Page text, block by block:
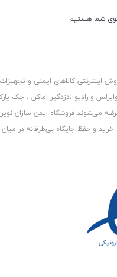
کالاهای ایمنی و
و رادیو ،دزدگیر اماکن ،
ایمن سازان نوین
خرید و حفظ جایگاه بی‏‏‏‌طرفانه در